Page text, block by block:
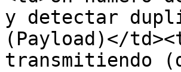
y detectar
(Payload)</
transmitiendo